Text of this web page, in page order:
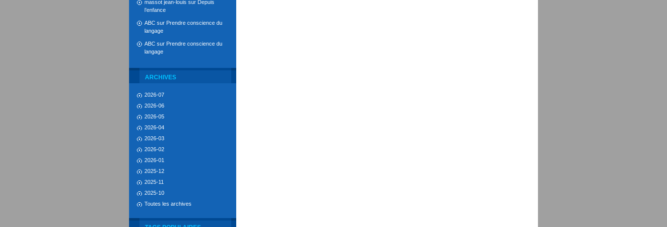
massot jean-louis sur Depuis
l’enfance
ABC sur Prendre conscience du
langage
ABC sur Prendre conscience du
langage
ARCHIVES
2026-07
2026-06
2026-05
2026-04
2026-03
2026-02
2026-01
2025-12
2025-11
2025-10
Toutes les archives